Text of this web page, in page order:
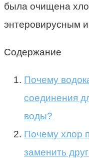
была очищена
энтеровирусным
Содержание
Почему
соединения
воды?
Почему хлор
заменить